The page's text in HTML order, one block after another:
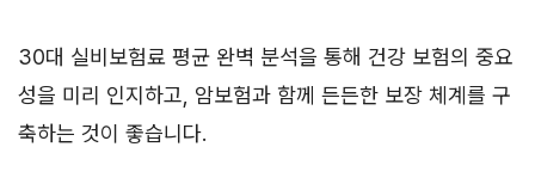
30대 실비보험료 평균 완벽 분석을 통해 건강 보험의 중요
성을 미리 인지하고, 암보험과 함께 든든한 보장 체계를 구
축하는 것이 좋습니다.